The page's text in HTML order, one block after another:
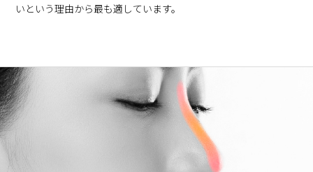
いという理由から最も適しています。